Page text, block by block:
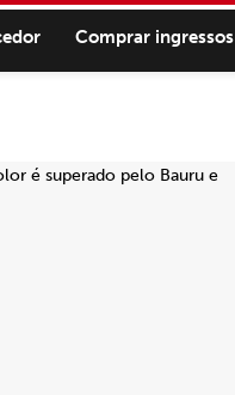
Comprar ingressos